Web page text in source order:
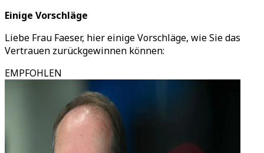
Einige Vorschläge
Liebe Frau Faeser, hier einige Vorschläge, wie Sie das
Vertrauen zurückgewinnen können:
EMPFOHLEN